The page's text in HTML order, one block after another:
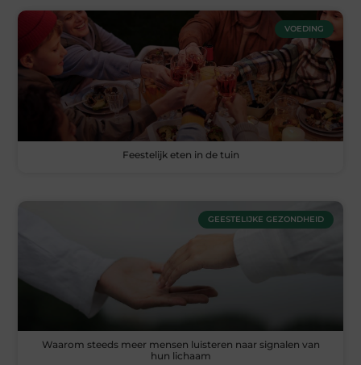
VOEDING
Feestelijk eten in de tuin
GEESTELIJKE GEZONDHEID
Waarom steeds meer mensen luisteren naar signalen van
hun lichaam